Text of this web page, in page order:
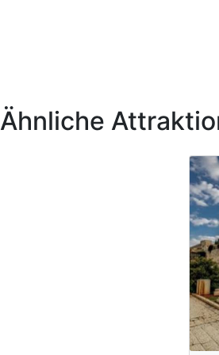
Ähnliche